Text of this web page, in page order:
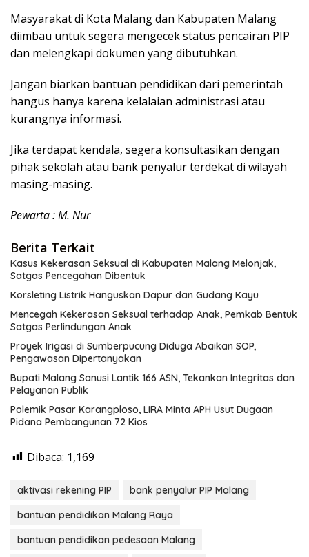
Masyarakat di Kota Malang dan Kabupaten Malang
diimbau untuk segera mengecek status pencairan PIP
dan melengkapi dokumen yang dibutuhkan.
Jangan biarkan bantuan pendidikan dari pemerintah
hangus hanya karena kelalaian administrasi atau
kurangnya informasi.
Jika terdapat kendala, segera konsultasikan dengan
pihak sekolah atau bank penyalur terdekat di wilayah
masing-masing.
Pewarta : M. Nur
Berita Terkait
Kasus Kekerasan Seksual di Kabupaten Malang Melonjak,
Satgas Pencegahan Dibentuk
Korsleting Listrik Hanguskan Dapur dan Gudang Kayu
Mencegah Kekerasan Seksual terhadap Anak, Pemkab Bentuk
Satgas Perlindungan Anak
Proyek Irigasi di Sumberpucung Diduga Abaikan SOP,
Pengawasan Dipertanyakan
Bupati Malang Sanusi Lantik 166 ASN, Tekankan Integritas dan
Pelayanan Publik
Polemik Pasar Karangploso, LIRA Minta APH Usut Dugaan
Pidana Pembangunan 72 Kios
Dibaca: 1,169
aktivasi rekening PIP
bank penyalur PIP Malang
bantuan pendidikan Malang Raya
bantuan pendidikan pedesaan Malang